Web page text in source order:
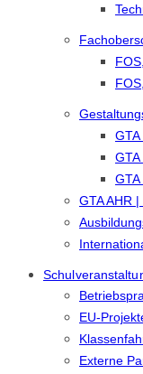
GTA AHR
EU-
Externe